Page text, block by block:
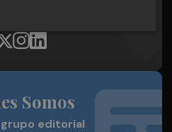
cualquier medio
Somos
editorial